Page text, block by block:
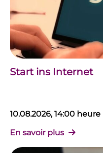
Start ins Internet
10.08.2026, 14:00 heure
En savoir plus